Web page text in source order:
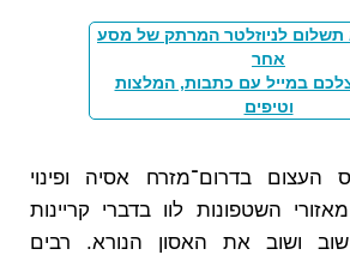
תשלום לניוזלטר המרתק של מסע
אחר
במייל עם כתבות, המלצות
וטיפים
בדרום־מזרח אסיה ופינוי
השטפונות לוו בדברי קריינות
שוב ושוב את האסון הנורא. רבים